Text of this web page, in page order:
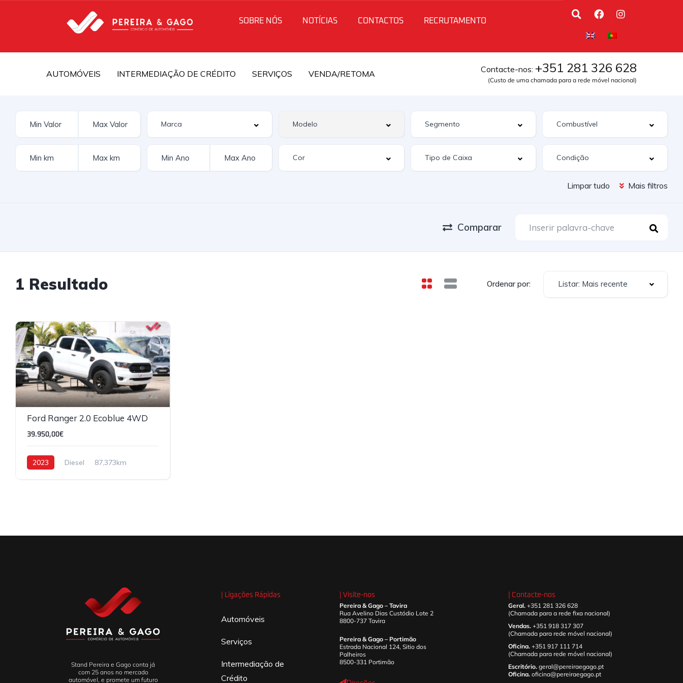
SOBRE NÓS NOTÍCIAS CONTACTOS RECRUTAMENTO
AUTOMÓVEIS INTERMEDIAÇÃO DE CRÉDITO SERVIÇOS VENDA/RETOMA Contacte-nos: +351 281 326 628
(Custo de uma chamada para a rede móvel nacional)
Limpar tudo Mais filtros
Comparar
1 Resultado Ordenar por: Listar: Mais recente
22
Ford Ranger 2.0 Ecoblue 4WD
39.950,00€
2023 Diesel 87,373km
Stand Pereira e Gago conta já
com 25 anos no mercado
automóvel, e promete um futuro
| Ligações Rápidas
Automóveis
Serviços
Intermediação de
Crédito
| Visite-nos
Pereira & Gago – Tavira
Rua Avelino Dias Custódio Lote 2
8800-737 Tavira
Pereira & Gago – Portimão
Estrada Nacional 124, Sitio dos
Palheiros
8500-331 Portimão
| Contacte-nos
Geral. +351 281 326 628
(Chamada para a rede fixa nacional)
Vendas. +351 918 317 307
(Chamada para rede móvel nacional)
Oficina. +351 917 111 714
(Chamada para rede móvel nacional)
Escritório. geral@pereiraegago.pt
Oficina. oficina@pereiraegago.pt